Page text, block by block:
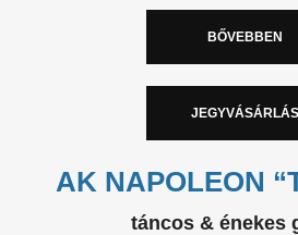
BŐVEBBEN
JEGYVÁSÁRLÁS
AK NAPOLEON
táncos & énekes